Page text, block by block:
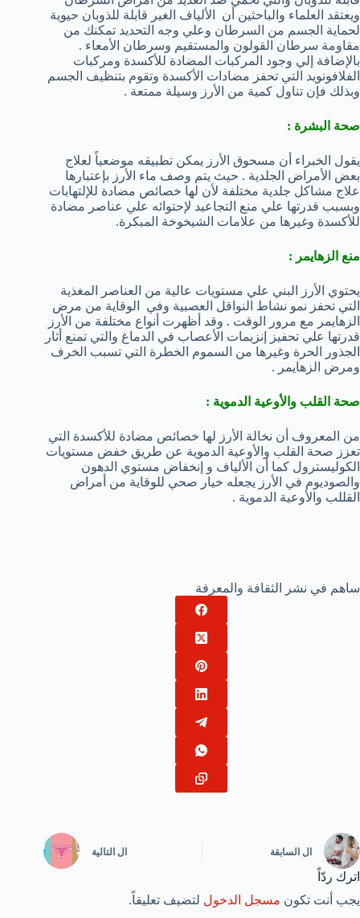
ويعتقد العلماء والباحثين أن الألياف الغير قابلة للذوبان حيوية
لحماية الجسم من السرطان وعلي وجه التحديد تمكنك من
مقاومة سرطان القولون والمستقيم وسرطان الأمعاء .
بالإضافة إلي وجود المركبات المضادة للأكسدة ومركبات
الفلافونويد التي تحفز مضادات الأكسدة وتقوم بتنظيف الجسم
وبذلك فإن تناول كمية من الأرز وسيلة ممتعة .
صحة البشرة :
يقول الخبراء أن مسحوق الأرز يمكن تطبيقه موضعياً لعلاج
بعض الأمراض الجلدية . حيث يتم وصف ماء الأرز بإعتبارها
علاج مشاكل جلدية مختلفة لأن لها خصائص مضادة للإلتهابات
وبسبب قدرتها علي منع التجاعيد لإحتوائه علي عناصر مضادة
للأكسدة وغيرها من علامات الشيخوخة المبكرة.
منع الزهايمر :
يحتوي الأرز البني علي مستويات عالية من العناصر المغذية
التي تحفز نمو نشاط النواقل العصبية وفي الوقاية من مرض
الزهايمر مع مرور الوقت . وقد أظهرت أنواع مختلفة من الأرز
قدرتها علي تحفيز إنزيمات الأعصاب في الدماغ والتي تمنع أثار
الجذور الحرة وغيرها من السموم الخطرة التي تسبب الخرف
ومرض الزهايمر .
صحة القلب والأوعية الدموية :
من المعروف أن نخالة الأرز لها خصائص مضادة للأكسدة التي
تعزز صحة القلب والأوعية الدموية عن طريق خفض مستويات
الكوليسترول كما أن الألياف و إنخفاض مستوي الدهون
والصوديوم في الأرز يجعله خيار صحي للوقاية من أمراض
القللب والأوعية الدموية .
ساهم في نشر الثقافة والمعرفة
ال السابقة ال التالية
اترك ردّاً
يجب أنت تكون مسجل الدخول لتضيف تعليقاً.